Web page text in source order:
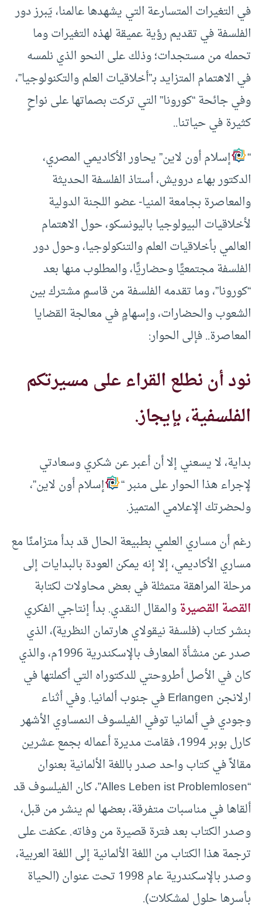
في التغيرات المتسارعة التي يشهدها عالمنا، يَبرز دور
الفلسفة في تقديم رؤية عميقة لهذه التغيرات وما
تحمله من مستجدات؛ وذلك على النحو الذي نلمسه
في الاهتمام المتزايد بـ”أخلاقيات العلم والتكنولوجيا”،
وفي جائحة “كورونا” التي تركت بصماتها على نواحٍ
كثيرة في حياتنا..
“
إسلام أون لاين” يحاور الأكاديمي المصري،
الدكتور بهاء درويش، أستاذ الفلسفة الحديثة
والمعاصرة بجامعة المنيا- عضو اللجنة الدولية
لأخلاقيات البيولوجيا باليونسكو، حول الاهتمام
العالمي بأخلاقيات العلم والتنكولوجيا، وحول دور
الفلسفة مجتمعيًّا وحضاريًّا، والمطلوب منها بعد
“كورونا”، وما تقدمه الفلسفة من قاسمٍ مشترك بين
الشعوب والحضارات، وإسهامٍ في معالجة القضايا
المعاصرة.. فإلى الحوار:
نود أن نطلع القراء على مسيرتكم
الفلسفية، بإيجاز.
بداية، لا يسعني إلا أن أعبر عن شكري وسعادتي
لإجراء هذا الحوار على منبر “
إسلام أون لاين”،
ولحضرتك الإعلامي المتميز.
رغم أن مساري العلمي بطبيعة الحال قد بدأ متزامنًا مع
مساري الأكاديمي، إلا إنه يمكن العودة بالبدايات إلى
مرحلة المراهقة متمثلة في بعض محاولات لكتابة
القصة القصيرةوالمقال النقدي. بدأ إنتاجي الفكري
بنشر كتاب (فلسفة نيقولاي هارتمان النظرية)، الذي
صدر عن منشأة المعارف بالإسكندرية 1996م، والذي
كان في الأصل أطروحتي للدكتوراه التي أكملتها في
ارلانجن Erlangen في جنوب ألمانيا. وفي أثناء
وجودي في ألمانيا توفي الفيلسوف النمساوي الأشهر
كارل بوبر 1994، فقامت مديرة أعماله بجمع عشرين
مقالاً في كتاب واحد صدر باللغة الألمانية بعنوان
“Alles Leben ist Problemlosen”، كان الفيلسوف قد
ألقاها في مناسبات متفرقة، بعضها لم ينشر من قبل،
وصدر الكتاب بعد فترة قصيرة من وفاته. عكفت على
ترجمة هذا الكتاب من اللغة الألمانية إلى اللغة العربية،
وصدر بالإسكندرية عام 1998 تحت عنوان (الحياة
بأسرها حلول لمشكلات).